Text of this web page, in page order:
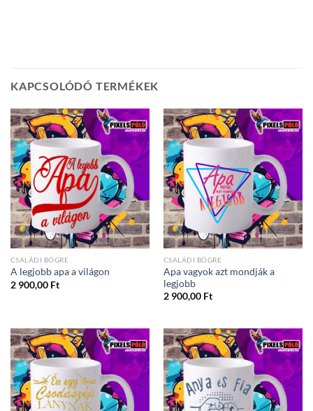
KAPCSOLÓDÓ TERMÉKEK
CSALÁDI BÖGRE
A legjobb apa a világon
2 900,00 Ft
CSALÁDI BÖGRE
Apa vagyok azt mondják a
legjobb
2 900,00 Ft